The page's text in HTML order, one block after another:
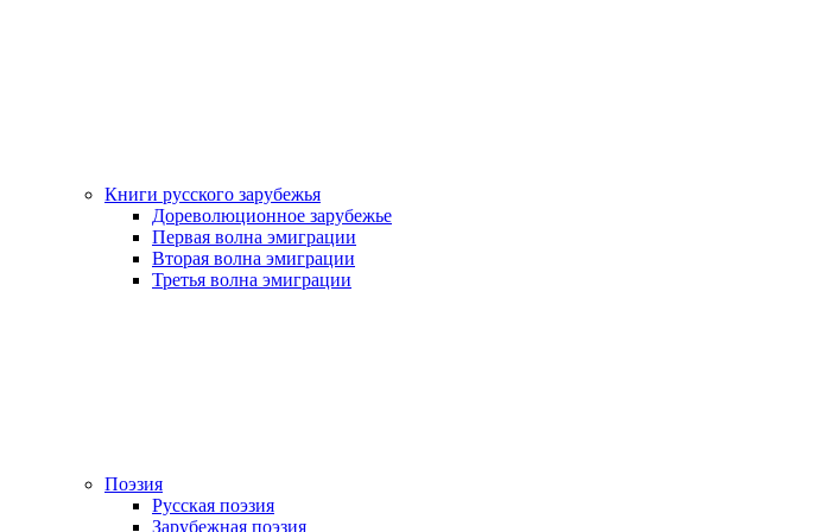
Книги русского зарубежья
Дореволюционное зарубежье
Первая волна эмиграции
Вторая волна эмиграции
Третья волна эмиграции
Поэзия
Русская поэзия
Зарубежная поэзия